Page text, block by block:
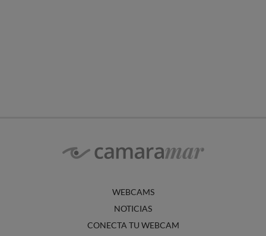
WEBCAMS
NOTICIAS
CONECTA TU WEBCAM